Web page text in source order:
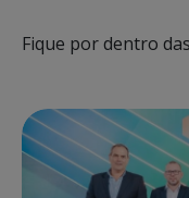
Fique por dentro